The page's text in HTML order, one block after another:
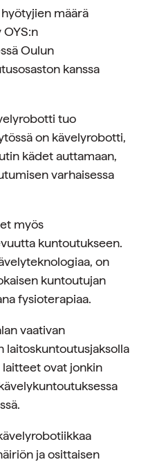
määrä
Oulun
kanssa
tuo
on kävelyrobotti,
kädet auttamaan,
varhaisessa
myös
kuntoutukseen.
on
kuntoutujan
fysioterapiaa.
vaativan
laitoskuntoutusjaksolla
ovat jonkin
ja osittaisen